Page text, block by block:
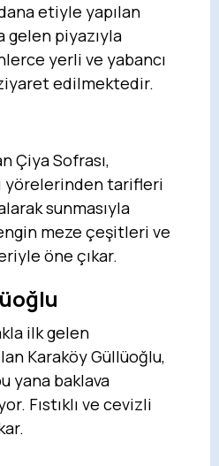
etiyle yapılan
gelen piyazıyla
yerli ve yabancı
edilmektedir.
Çiya Sofrası,
yörelerinden tarifleri
sunmasıyla
meze çeşitleri ve
öne çıkar.
ilk gelen
Karaköy Güllüoğlu,
yana baklava
Fıstıklı ve cevizli